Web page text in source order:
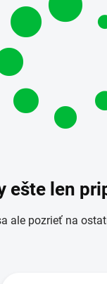
ešte len
ale pozrieť na